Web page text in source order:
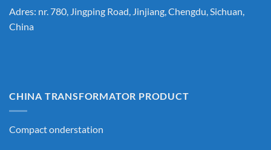
Adres: nr. 780, Jingping Road, Jinjiang, Chengdu, Sichuan,
China
CHINA TRANSFORMATOR PRODUCT
Compact onderstation